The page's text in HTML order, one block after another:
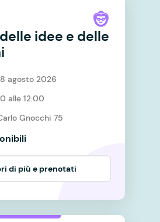
idee e delle
agosto 2026
alle 12:00
Gnocchi 75
di più e prenotati